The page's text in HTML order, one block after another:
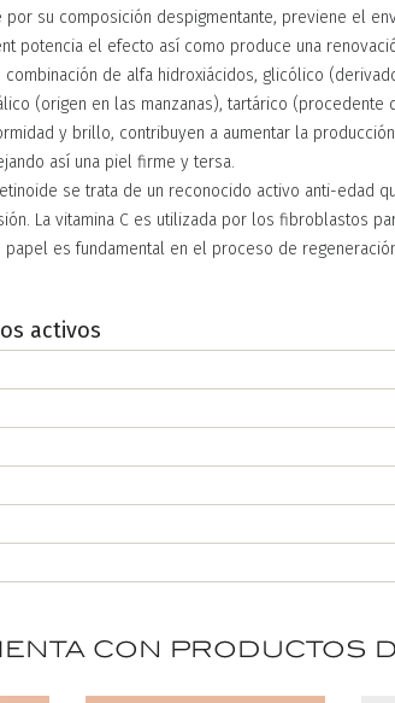
su composición despigmentante, previene el
potencia el efecto así como produce una
combinación de alfa hidroxiácidos, glicólico
(origen en las manzanas), tartárico (procedente
y brillo, contribuyen a aumentar la
así una piel firme y tersa.
retinoide se trata de un reconocido activo anti-edad
La vitamina C es utilizada por los fibroblastos
papel es fundamental en el proceso de
activos
con productos